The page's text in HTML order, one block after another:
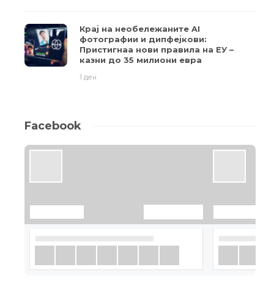
Крај на необележаните AI
фотографии и дипфејкови:
Пристигнаа нови правила на ЕУ –
казни до 35 милиони евра
1 ден
Facebook